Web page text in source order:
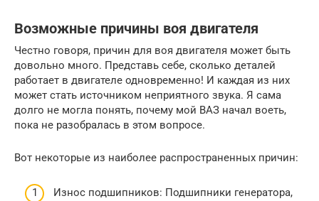
Возможные причины воя двигателя
Честно говоря, причин для воя двигателя может быть
довольно много. Представь себе, сколько деталей
работает в двигателе одновременно! И каждая из них
может стать источником неприятного звука. Я сама
долго не могла понять, почему мой ВАЗ начал воеть,
пока не разобралась в этом вопросе.
Вот некоторые из наиболее распространенных причин:
Износ подшипников: Подшипники генератора,